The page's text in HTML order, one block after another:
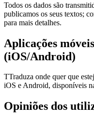
Todos os dados são
publicamos os seus textos;
para mais detalhes.
Aplicações
(iOS/Android)
TTraduza onde quer que
iOS e Android, disponíveis
Opiniões dos